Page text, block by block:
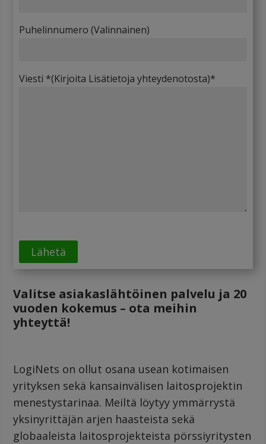
Puhelinnumero (Valinnainen)
Viesti *(Kirjoita Lisätietoja yhteydenotosta)*
Valitse asiakaslähtöinen palvelu ja 20
vuoden kokemus – ota meihin
yhteyttä!
LogiNets on ollut osana usean kotimaisen
yrityksen sekä kansainvälisen laitosprojektin
menestystarinaa. Meiltä löytyy ymmärrystä
yksinyrittäjän arjen haasteista sekä
globaaleista laitosprojekteista pörssiyritysten